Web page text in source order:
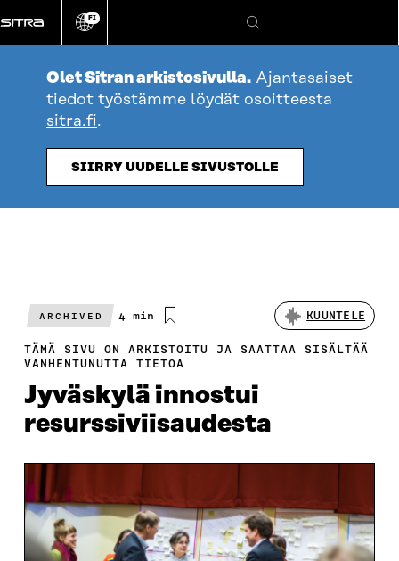
suoraan
sisältöön
Vaihda
kieli
FI
Hae
Olet Sitran arkistosivulla. Ajantasaiset
tiedot työstämme löydät osoitteesta
sitra.fi.
SIIRRY UUDELLE SIVUSTOLLE
ARCHIVED
Arvioitu
4 min KUUNTELE
TÄMÄ SIVU ON ARKISTOITU JA SAATTAA SISÄLTÄÄ
VANHENTUNUTTA TIETOA
Jyväskylä innostui
resurssiviisaudesta